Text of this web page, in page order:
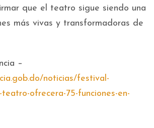
que el teatro sigue siendo una
más vivas y transformadoras de
–
noticias/festival-
ofrecera-75-funciones-en-